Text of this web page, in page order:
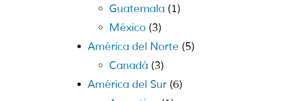
Guatemala (1)
México (3)
América del Norte (5)
Canadá (3)
América del Sur (6)